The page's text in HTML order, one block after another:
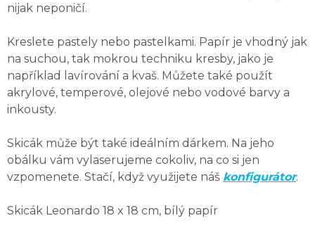
nijak neponičí.
Kreslete pastely nebo pastelkami. Papír je vhodný jak
na suchou, tak mokrou techniku kresby, jako je
například lavírování a kvaš. Můžete také použít
akrylové, temperové, olejové nebo vodové barvy a
inkousty.
Skicák může být také ideálním dárkem. Na jeho
obálku vám vylaserujeme cokoliv, na co si jen
vzpomenete. Stačí, když využijete náš konfigurátor.
Skicák Leonardo 18 x 18 cm, bílý papír